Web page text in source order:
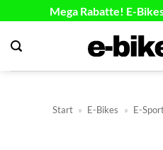
springen
Mega Rabatte! E-
Start » E-Bikes » E-